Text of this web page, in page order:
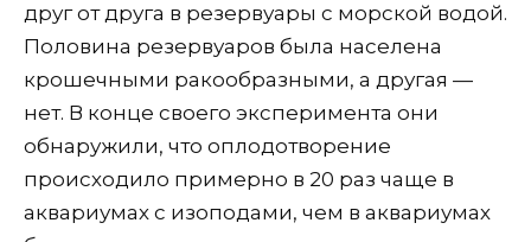
друг от друга в резервуары с морской водой.
Половина резервуаров была населена
крошечными ракообразными, а другая —
нет. В конце своего эксперимента они
обнаружили, что оплодотворение
происходило примерно в 20 раз чаще в
аквариумах с изоподами, чем в аквариумах